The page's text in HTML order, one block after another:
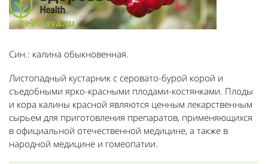
Син.: калина обыкновенная.
Листопадный кустарник с серовато-бурой корой и
съедобными ярко-красными плодами-костянками. Плоды
и кора калины красной являются ценным лекарственным
сырьем для приготовления препаратов, применяющихся
в официальной отечественной медицине, а также в
народной медицине и гомеопатии.